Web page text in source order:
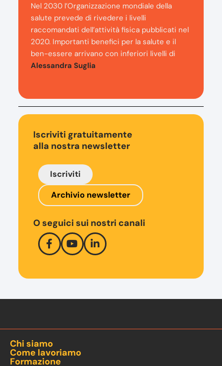
Nel 2030 l’Organizzazione mondiale della
salute prevede di rivedere i livelli
raccomandati dell’attività fisica pubblicati nel
2020. Importanti benefici per la salute e il
ben-essere arrivano con inferiori livelli di
Alessandra Suglia
Iscriviti gratuitamente
alla nostra newsletter
Iscriviti
Archivio newsletter
O seguici sui nostri canali
Chi siamo
Come lavoriamo
Formazione